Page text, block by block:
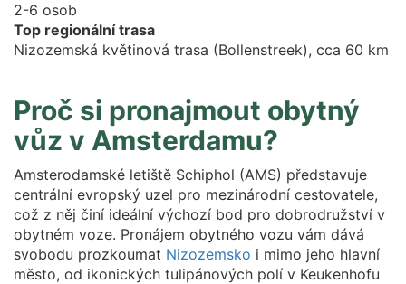
2-6 osob
Top regionální trasa
Nizozemská květinová trasa (Bollenstreek), cca 60 km
Proč si pronajmout obytný
vůz v Amsterdamu?
Amsterodamské letiště Schiphol (AMS) představuje
centrální evropský uzel pro mezinárodní cestovatele,
což z něj činí ideální výchozí bod pro dobrodružství v
obytném voze. Pronájem obytného vozu vám dává
svobodu prozkoumat Nizozemsko i mimo jeho hlavní
město, od ikonických tulipánových polí v Keukenhofu